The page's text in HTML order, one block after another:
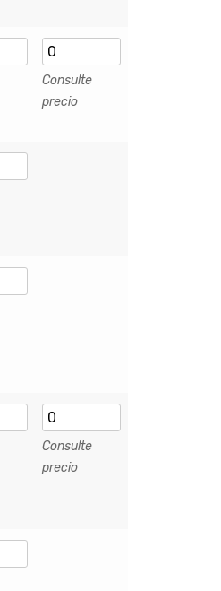
Consulte
precio
Consulte
precio